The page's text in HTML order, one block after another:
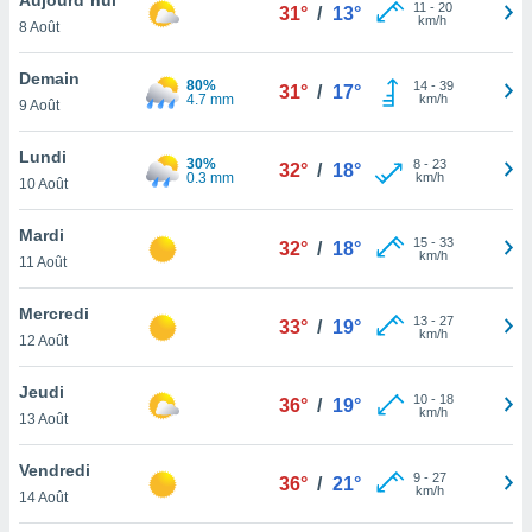
et
»,
au
vous
qu'ils
ou
le
ainsi
un
la
du
8 Août
31° / 13° 11 - 20
km/h
Demain
9 Août
80%
4.7 mm
31° / 17° 14- 39
km/h
Lundi
10 Août
30%
0.3 mm
32° / 18° 8- 23
km/h
Mardi
11 Août
32° / 18° 15- 33
km/h
Mercredi
12 Août
33° / 19° 13- 27
km/h
Jeudi
13 Août
36° / 19° 10- 18
km/h
Vendredi
14 Août
36° / 21° 9- 27
km/h